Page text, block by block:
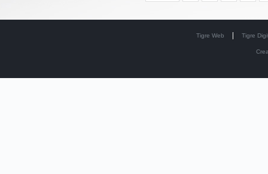
Tigre Web Tigre